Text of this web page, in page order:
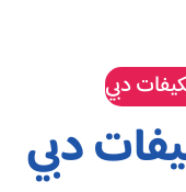
دبي
دبي